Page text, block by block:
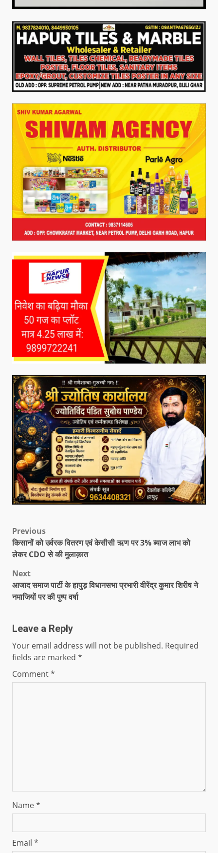
Previous
किसानों को उर्वरक वितरण एवं केसीसी ऋण पर 3% ब्याज लाभ को
लेकर CDO से की मुलाक़ात
Next
आजाद समाज पार्टी के हापुड़ विधानसभा प्रभारी वीरेंद्र कुमार शिरीष ने
नमाजियों पर की पुष्प वर्षा
Leave a Reply
Your email address will not be published. Required
fields are marked *
Comment*
Name*
Email *